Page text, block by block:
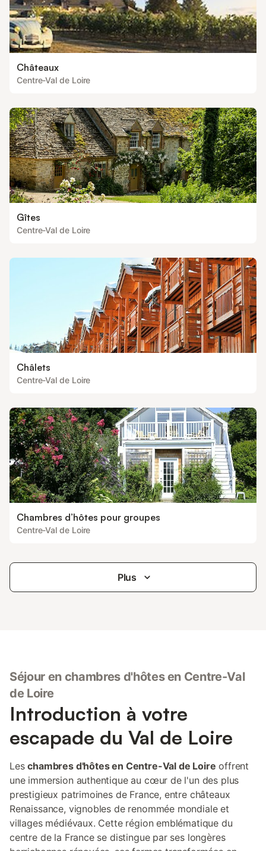
Châteaux
Centre-Val de Loire
Gîtes
Centre-Val de Loire
Châlets
Centre-Val de Loire
Chambres d’hôtes pour groupes
Centre-Val de Loire
Plus
Séjour en chambres d'hôtes en Centre-Val
de Loire
Introduction à votre
escapade du Val de Loire
Leschambres d'hôtes en Centre-Val de Loire offrent
une immersion authentique au cœur de l'un des plus
prestigieux patrimoines de France, entre châteaux
Renaissance, vignobles de renommée mondiale et
villages médiévaux. Cette région emblématique du
centre de la France se distingue par ses longères